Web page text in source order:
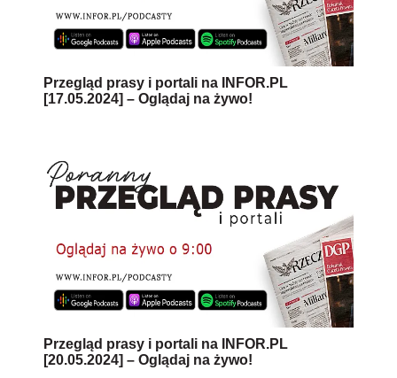
Przegląd prasy i portali na INFOR.PL
[17.05.2024] – Oglądaj na żywo!
Przegląd prasy i portali na INFOR.PL
[20.05.2024] – Oglądaj na żywo!